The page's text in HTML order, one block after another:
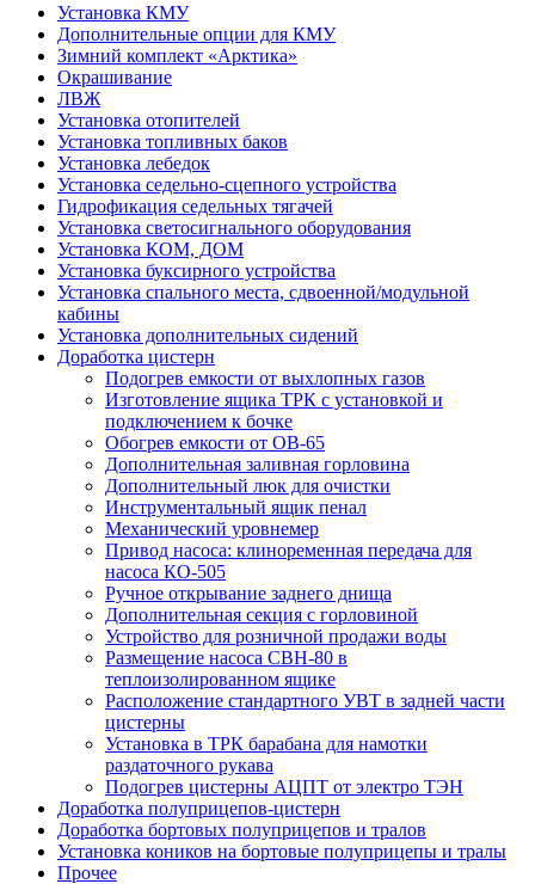
Установка КМУ
Дополнительные опции для КМУ
Зимний комплект «Арктика»
Окрашивание
ЛВЖ
Установка отопителей
Установка топливных баков
Установка лебедок
Установка седельно-сцепного устройства
Гидрофикация седельных тягачей
Установка светосигнального оборудования
Установка КОМ, ДОМ
Установка буксирного устройства
Установка спального места, сдвоенной/модульной
кабины
Установка дополнительных сидений
Доработка цистерн
Подогрев емкости от выхлопных газов
Изготовление ящика ТРК с установкой и
подключением к бочке
Обогрев емкости от ОВ-65
Дополнительная заливная горловина
Дополнительный люк для очистки
Инструментальный ящик пенал
Механический уровнемер
Привод насоса: клиноременная передача для
насоса КО-505
Ручное открывание заднего днища
Дополнительная секция с горловиной
Устройство для розничной продажи воды
Размещение насоса СВН-80 в
теплоизолированном ящике
Расположение стандартного УВТ в задней части
цистерны
Установка в ТРК барабана для намотки
раздаточного рукава
Подогрев цистерны АЦПТ от электро ТЭН
Доработка полуприцепов-цистерн
Доработка бортовых полуприцепов и тралов
Установка коников на бортовые полуприцепы и тралы
Прочее